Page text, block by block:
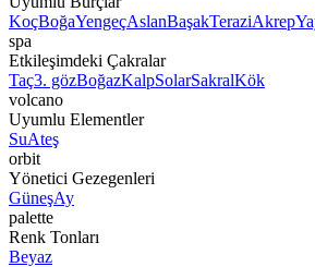
KoçBoğaYengeçAslanBaşakTeraziAkrep
spa
Etkileşimdeki Çakralar
Taç3. gözBoğazKalpSolarSakralKök
volcano
Uyumlu Elementler
SuAteş
orbit
Yönetici Gezegenleri
GüneşAy
palette
Renk Tonları
Beyaz